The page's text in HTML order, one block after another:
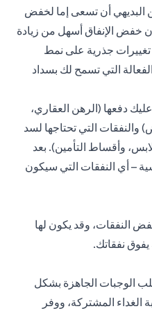
البديهي أن تسعى إما لخفض
خفض الإنفاق أسهل من زيادة
تغييرات جذرية على نمط
التي تسمح لك بسداد
دفعها (الرهن العقاري،
) والنفقات التي تحتاجها لسد
وأقساط التأمين). بعد
– أي النفقات التي سيكون
النفقات، وقد يكون لها
نفقاتك.
الوجبات الجاهزة بشكل
المشتركة، ووفر